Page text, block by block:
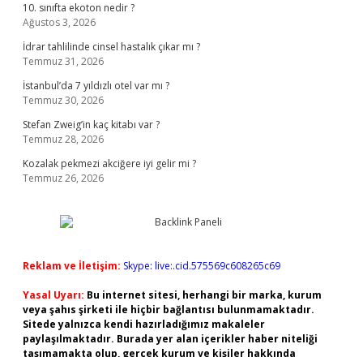
10. sınıfta ekoton nedir ?
Ağustos 3, 2026
İdrar tahlilinde cinsel hastalık çıkar mı ?
Temmuz 31, 2026
İstanbul’da 7 yıldızlı otel var mı ?
Temmuz 30, 2026
Stefan Zweig’in kaç kitabı var ?
Temmuz 28, 2026
Kozalak pekmezi akciğere iyi gelir mi ?
Temmuz 26, 2026
Reklam ve İletişim: Skype: live:.cid.575569c608265c69
Yasal Uyarı: Bu internet sitesi, herhangi bir marka, kurum
veya şahıs şirketi ile hiçbir bağlantısı bulunmamaktadır.
Sitede yalnızca kendi hazırladığımız makaleler
paylaşılmaktadır. Burada yer alan içerikler haber niteliği
taşımamakta olup, gerçek kurum ve kişiler hakkında